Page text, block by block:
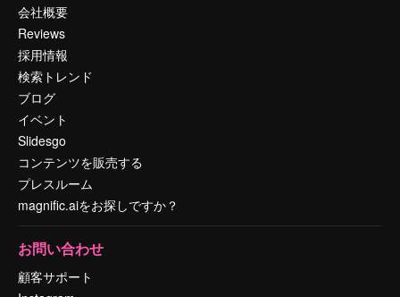
会社概要
Reviews
採用情報
検索トレンド
ブログ
イベント
Slidesgo
コンテンツを販売する
プレスルーム
magnific.aiをお探しですか？
お問い合わせ
顧客サポート